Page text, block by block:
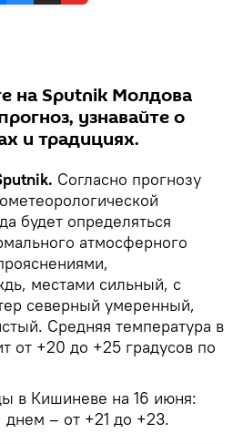
на Sputnik Молдова
узнавайте о
и традициях.
Согласно прогнозу
будет определяться
атмосферного
местами сильный, с
северный умеренный,
Средняя температура в
от +20 до +25 градусов по
в Кишиневе на 16 июня:
днем – от +21 до +23.